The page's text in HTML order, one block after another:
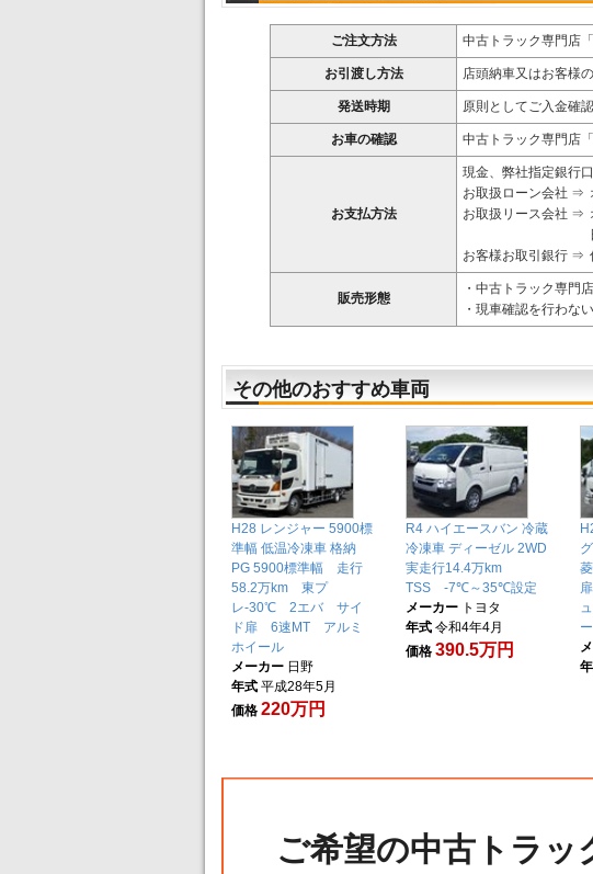
ご注文方法 中古トラック専門店
お引渡し方法 店頭納車又はお客様
発送時期 原則としてご入金確
お車の確認 中古トラック専門店
お支払方法
現金、弊社指定銀行
お取扱ローン会社 ⇒
お取扱リース会社 ⇒
お客様お取引銀行 ⇒
販売形態
・中古トラック専門
・現車確認を行わな
その他のおすすめ車両
H28 レンジャー 5900標
準幅 低温冷凍車 格納
PG 5900標準幅 走行
58.2万km 東プ
レ-30℃ 2エバ サイ
ド扉 6速MT アルミ
ホイール
メーカー 日野
年式 平成28年5月
価格 220万円
R4 ハイエースバン 冷蔵
冷凍車 ディーゼル 2WD
実走行14.4万km
TSS -7℃～35℃設定
メーカー トヨタ
年式 令和4年4月
価格 390.5万円
ご希望の中古トラッ